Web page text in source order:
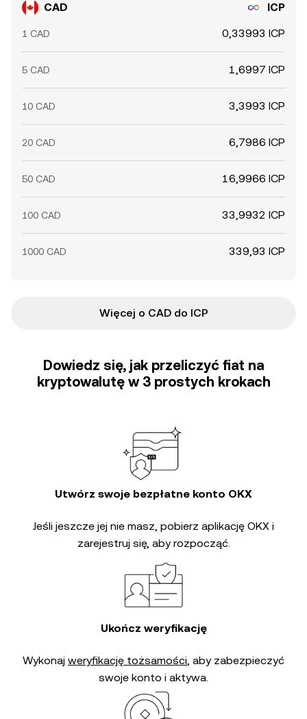
CAD ICP
1 CAD 0,33993 ICP
5 CAD 1,6997 ICP
10 CAD 3,3993 ICP
20 CAD 6,7986 ICP
50 CAD 16,9966 ICP
100 CAD 33,9932 ICP
1000 CAD 339,93 ICP
Więcej o CAD do ICP
Dowiedz się, jak przeliczyć fiat na
kryptowalutę w 3 prostych krokach
Utwórz swoje bezpłatne konto OKX
Jeśli jeszcze jej nie masz, pobierz aplikację OKX i
zarejestruj się, aby rozpocząć.
Ukończ weryfikację
Wykonaj weryfikację tożsamości, aby zabezpieczyć
swoje konto i aktywa.